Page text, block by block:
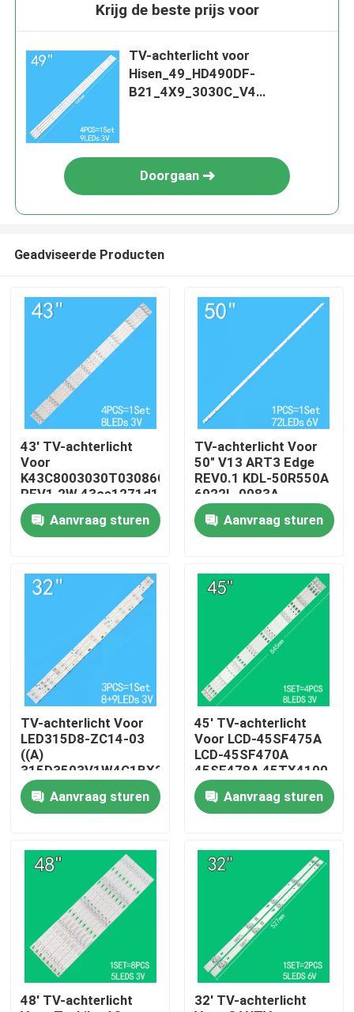
Video's
Ongeveer ons
Fabrieksreis
Kwaliteitscontrole
Contacteer ons
Nieuws
Verzoek om een Citaat
Achterlicht van LED-tv's
Krijg de beste prijs voor
TV-achterlicht voor
Hisen_49_HD490DF-
B21_4X9_3030C_V4
Doorgaan
Geadviseerde Producten
43' TV-achterlicht
Voor
K43C8003030T03086C9-
REV1.2W 43ce1271d1
Aanvraag sturen
TV-achterlicht Voor
50" V13 ART3 Edge
REV0.1 KDL-50R550A
6922L-0083A
6916L1291A
Aanvraag sturen
TV-achterlicht Voor
LED315D8-ZC14-03
((A)
315D3503V1W4C1BX2-
55917M
30331509207
Aanvraag sturen
45' TV-achterlicht
Voor LCD-45SF475A
LCD-45SF470A
45SF478A 45TX4100
3P45UM003 A0
3P45UM001 A9
ECHOM-0345UM002
Aanvraag sturen
48' TV-achterlicht
32' TV-achterlicht